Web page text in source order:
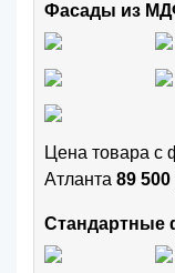
Фасады из
Цена товара с
Атланта 89